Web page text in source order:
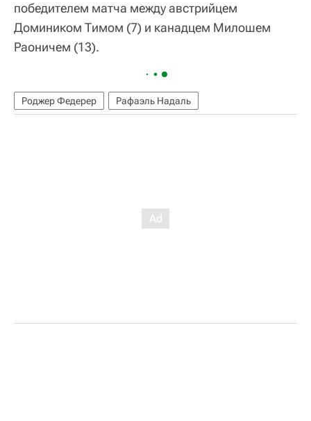
победителем матча между австрийцем
Домиником Тимом (7) и канадцем Милошем
Раоничем (13).
Роджер Федерер Рафаэль Надаль